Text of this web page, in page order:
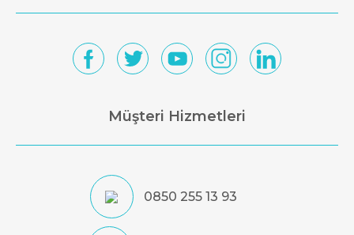
Müşteri Hizmetleri
0850 255 13 93